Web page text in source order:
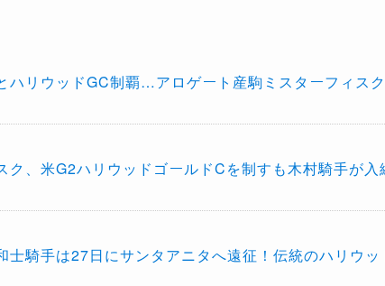
ハリウッドGC制覇…アロゲート産駒ミスターフィス
ク、米G2ハリウッドゴールドCを制すも木村騎手が入
士騎手は27日にサンタアニタへ遠征！伝統のハリウ